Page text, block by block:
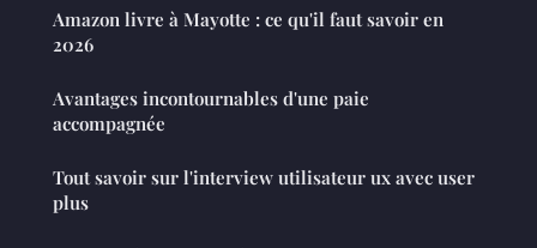
Amazon livre à Mayotte : ce qu'il faut savoir en
2026
Avantages incontournables d'une paie
accompagnée
Tout savoir sur l'interview utilisateur ux avec user
plus